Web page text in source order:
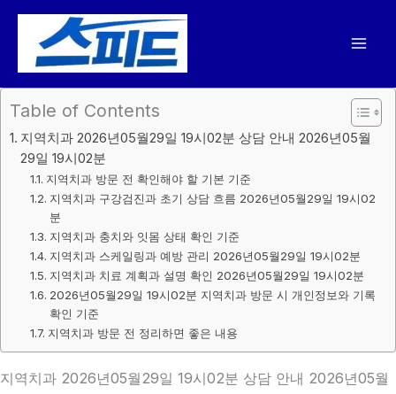
건
너
Table of Contents
지역치과 2026년05월29일 19시02분 상담 안내 2026년05월
29일 19시02분
지역치과 방문 전 확인해야 할 기본 기준
지역치과 구강검진과 초기 상담 흐름 2026년05월29일 19시02
분
지역치과 충치와 잇몸 상태 확인 기준
지역치과 스케일링과 예방 관리 2026년05월29일 19시02분
지역치과 치료 계획과 설명 확인 2026년05월29일 19시02분
2026년05월29일 19시02분 지역치과 방문 시 개인정보와 기록
확인 기준
지역치과 방문 전 정리하면 좋은 내용
지역치과 2026년05월29일 19시02분 상담 안내 2026년05월